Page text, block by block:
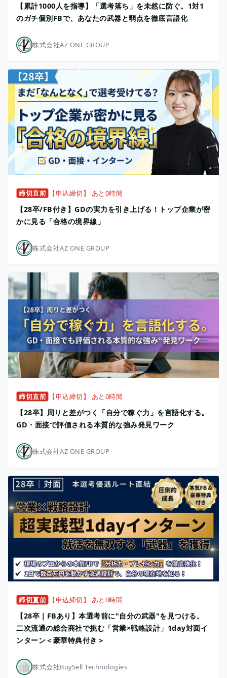
【累計1000人を指導】「選考落ち」を未然に防ぐ。1対1
のガチ個別FBで、あなたの武器と弱点を徹底言語化
株式会社AZ ONE GROUP
締切直前 【申込締切】 あと0時間
【28卒/FB付き】GDの実力を引き上げる！トップ企業が密
かに見る「合格の境界線」
株式会社AZ ONE GROUP
締切直前 【申込締切】 あと0時間
【28卒】周りと差がつく「自分で稼ぐ力」を言語化する。
GD・面接で評価される本質的な強み発見ワーク
株式会社AZ ONE GROUP
締切直前 【申込締切】 あと0時間
【28卒｜FBあり】本選考前に"自分の武器"を見つける。
二次流通の総合商社で挑む「営業×戦略設計」1day対面イ
ンターン＜豪華特典付き＞
株式会社BuySell Technologies